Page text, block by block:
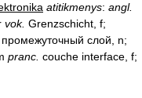
atitikmenys: angl.
vok. Grenzschicht, f;
промежуточный слой, n;
pranc. couche interface, f;